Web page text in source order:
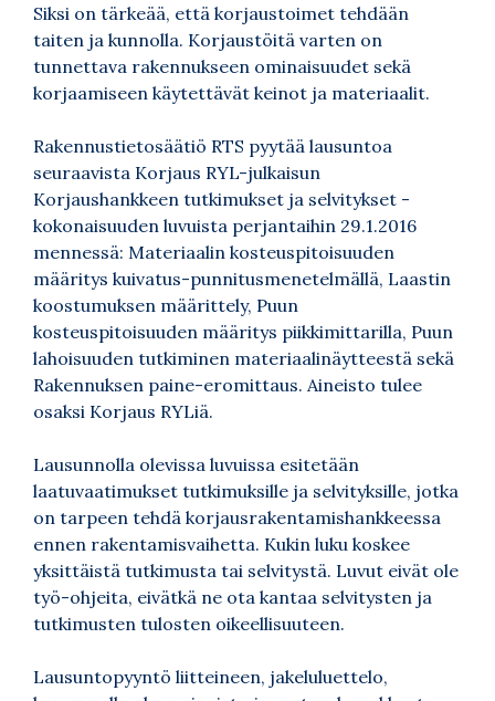
Siksi on tärkeää, että korjaustoimet tehdään
taiten ja kunnolla. Korjaustöitä varten on
tunnettava rakennukseen ominaisuudet sekä
korjaamiseen käytettävät keinot ja materiaalit.
Rakennustietosäätiö RTS pyytää lausuntoa
seuraavista Korjaus RYL-julkaisun
Korjaushankkeen tutkimukset ja selvitykset -
kokonaisuuden luvuista perjantaihin 29.1.2016
mennessä: Materiaalin kosteuspitoisuuden
määritys kuivatus-punnitusmenetelmällä, Laastin
koostumuksen määrittely, Puun
kosteuspitoisuuden määritys piikkimittarilla, Puun
lahoisuuden tutkiminen materiaalinäytteestä sekä
Rakennuksen paine-eromittaus. Aineisto tulee
osaksi Korjaus RYLiä.
Lausunnolla olevissa luvuissa esitetään
laatuvaatimukset tutkimuksille ja selvityksille, jotka
on tarpeen tehdä korjausrakentamishankkeessa
ennen rakentamisvaihetta. Kukin luku koskee
yksittäistä tutkimusta tai selvitystä. Luvut eivät ole
työ-ohjeita, eivätkä ne ota kantaa selvitysten ja
tutkimusten tulosten oikeellisuuteen.
Lausuntopyyntö liitteineen, jakeluluettelo,